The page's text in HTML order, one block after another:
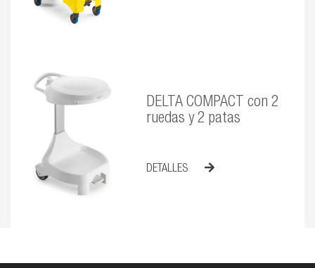
DELTA COMPACT con 2
ruedas y 2 patas
DETALLES